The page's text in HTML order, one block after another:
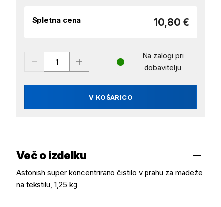
Spletna cena 10,80 €
V KOŠARICO
Na zalogi pri
dobavitelju
Več o izdelku
Astonish super koncentrirano čistilo v prahu za madeže
na tekstilu, 1,25 kg